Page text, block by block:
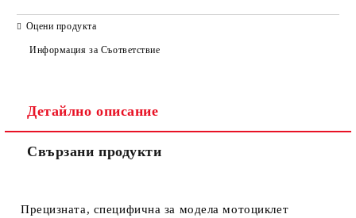
Съгласен съм с
Ние ще се свържем с вас в рамките на работния ден.
Оцени продукта
Информация за Съответствие
Детайлно описание
Свързани продукти
Прецизната, специфична за модела мотоциклет